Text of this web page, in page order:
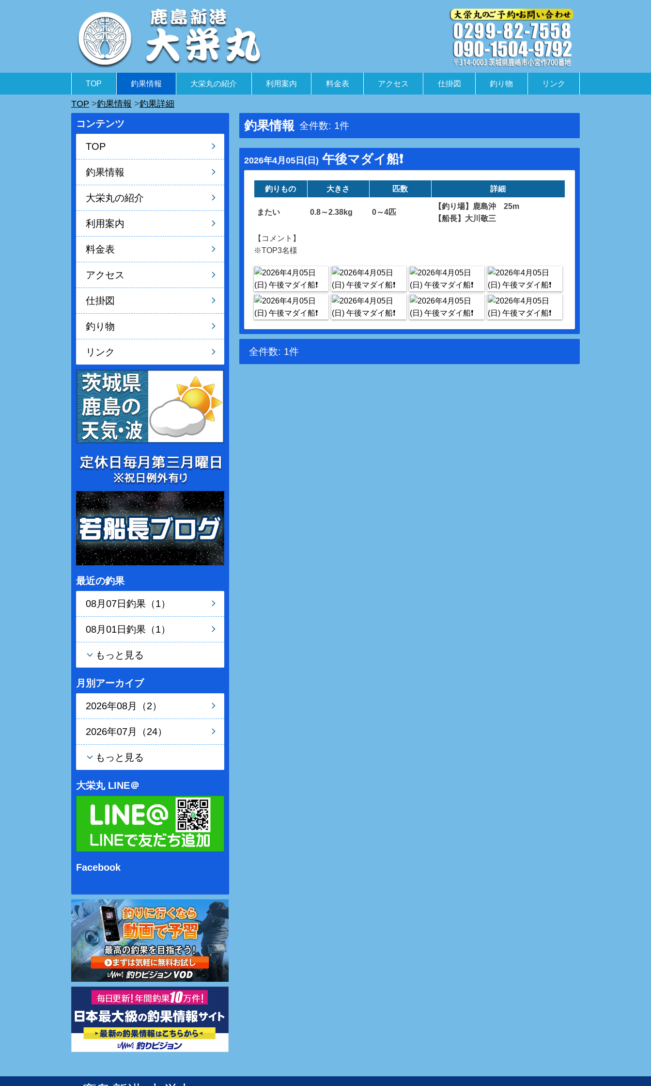
TOP 釣果情報 大栄丸の紹介 利用案内 料金表 アクセス 仕掛図 釣り物 リンク
TOP 釣果情報 釣果詳細
釣果情報 全件数: 1件
2026年4月05日(日) 午後マダイ船❗️
釣りもの 大きさ 匹数 詳細
またい 0.8～2.38kg 0～4匹
【釣り場】鹿島沖 25m
【船長】大川敬三
【コメント】
※TOP3名様
全件数: 1件
コンテンツ
TOP
釣果情報
大栄丸の紹介
利用案内
料金表
アクセス
仕掛図
釣り物
リンク
最近の釣果
08月07日釣果（1）
08月01日釣果（1）
もっと見る
月別アーカイブ
2026年08月（2）
2026年07月（24）
もっと見る
大栄丸 LINE＠
Facebook